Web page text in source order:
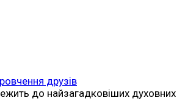
друзів
до найзагадковіших духовних